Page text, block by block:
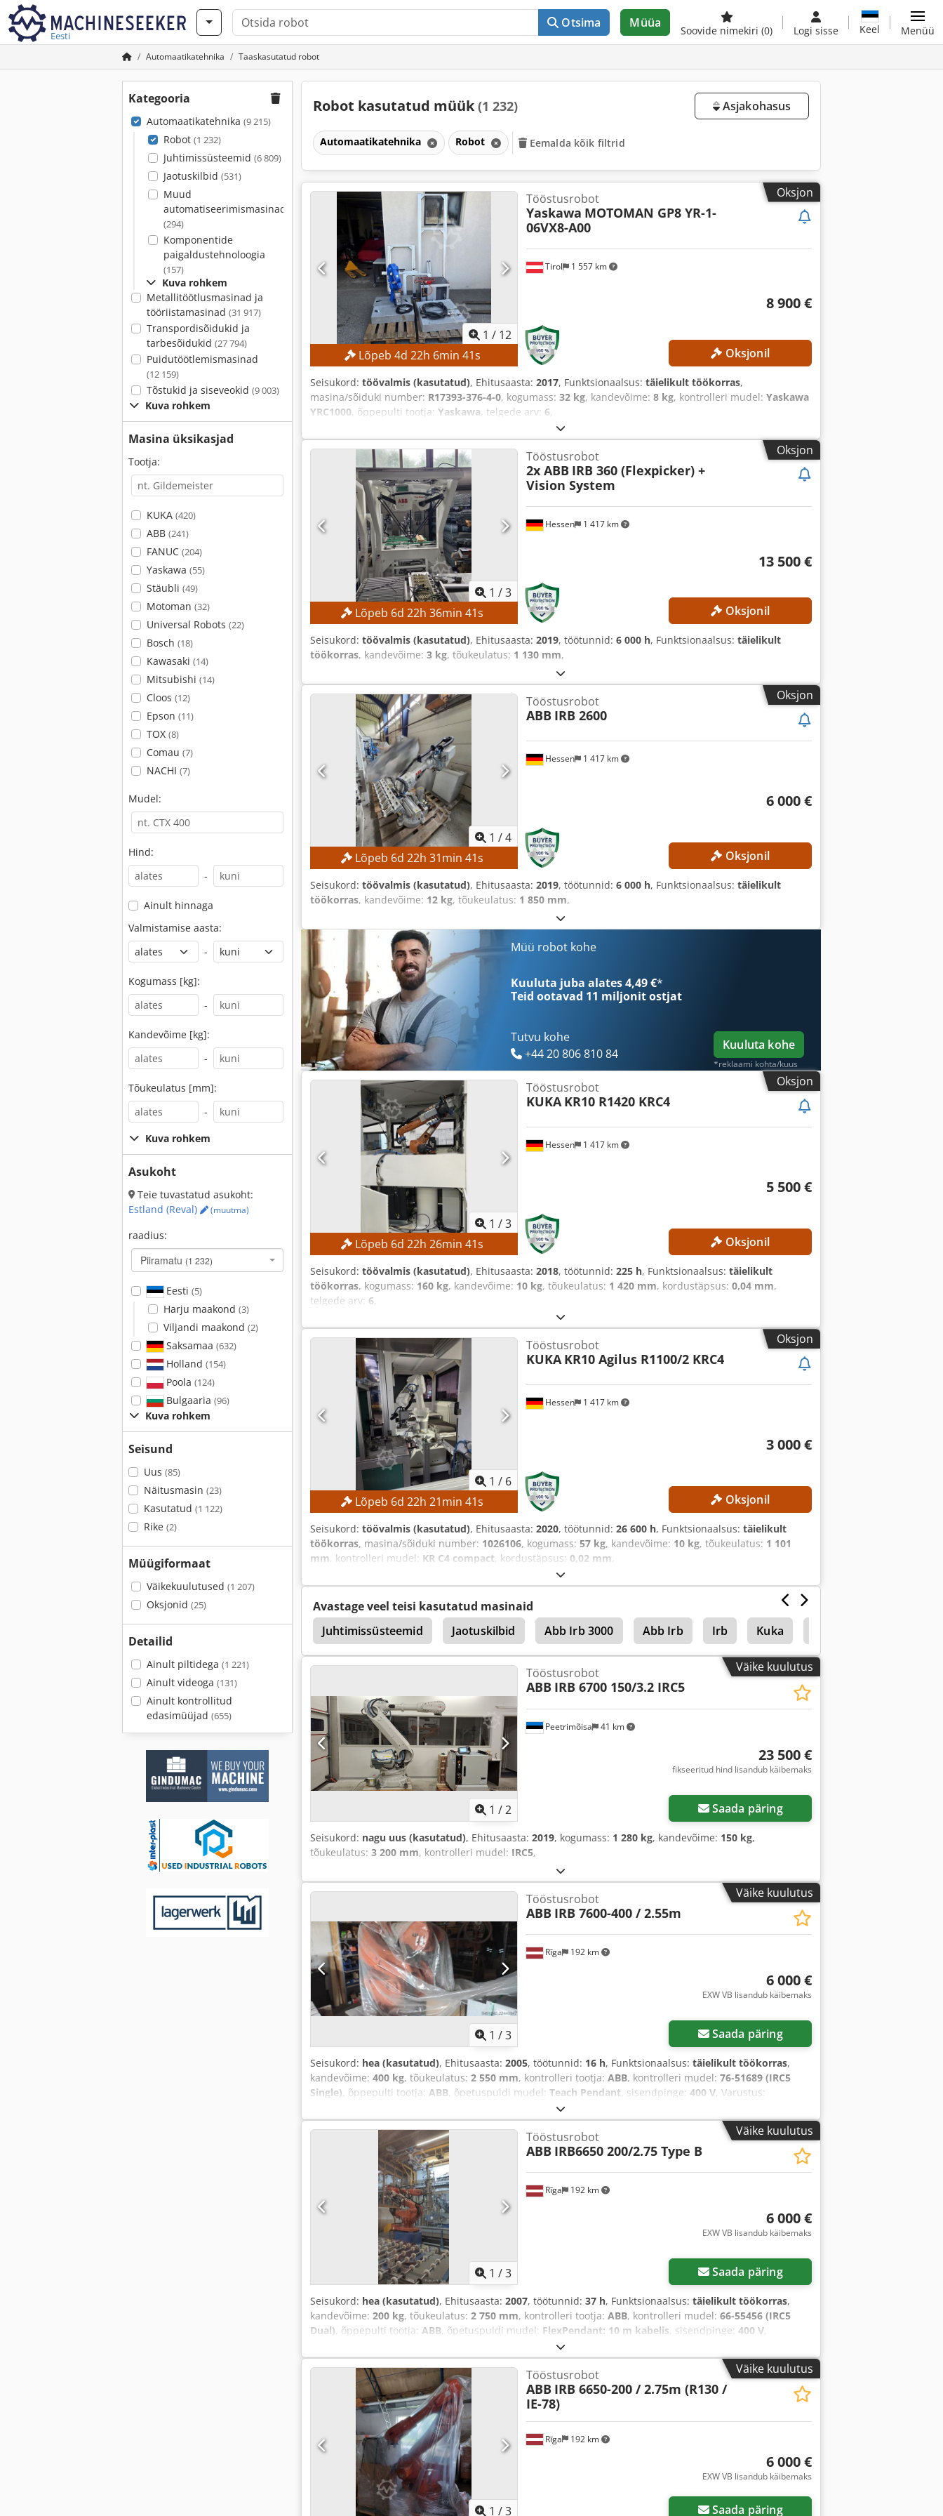
Eesti
Otsima Müüa
Soovide nimekiri (0) Logi sisse Keel Menüü
Automaatikatehnika Taaskasutatud robot
Kategooria
Automaatikatehnika (9 215)
Robot (1 232)
Juhtimissüsteemid (6 809)
Jaotuskilbid (531)
Muud
automatiseerimismasinad
(294)
Komponentide
paigaldustehnoloogia
(157)
Kuva rohkem
Metallitöötlusmasinad ja
tööriistamasinad (31 917)
Transpordisõidukid ja
tarbesõidukid (27 794)
Puidutöötlemismasinad
(12 159)
Tõstukid ja siseveokid (9 003)
Kuva rohkem
Masina üksikasjad
Tootja:
KUKA (420)
ABB (241)
FANUC (204)
Yaskawa (55)
Stäubli (49)
Motoman (32)
Universal Robots (22)
Bosch (18)
Kawasaki (14)
Mitsubishi (14)
Cloos (12)
Epson (11)
TOX (8)
Comau (7)
NACHI (7)
Mudel:
Hind:
-
Ainult hinnaga
Valmistamise aasta:
-
Kogumass [kg]:
-
Kandevõime [kg]:
-
Tõukeulatus [mm]:
-
Kuva rohkem
Asukoht
Teie tuvastatud asukoht:
Estland (Reval)
(muutma)
raadius:
Piiramatu (1 232)
Eesti (5)
Harju maakond (3)
Viljandi maakond (2)
Saksamaa (632)
Holland (154)
Poola (124)
Bulgaaria (96)
Kuva rohkem
Seisund
Uus (85)
Näitusmasin (23)
Kasutatud (1 122)
Rike (2)
Müügiformaat
Väikekuulutused (1 207)
Oksjonid (25)
Detailid
Ainult piltidega (1 221)
Ainult videoga (131)
Ainult kontrollitud
edasimüüjad (655)
Robot kasutatud müük (1 232) Asjakohasus
Automaatikatehnika Robot Eemalda kõik filtrid
Oksjon
1 / 12
Lõpeb 4d 22h 6min 39s
Tirol 1 557 km
Tööstusrobot
Yaskawa MOTOMAN GP8 YR-1-
06VX8-A00
8 900 €
Oksjonil
Seisukord: töövalmis (kasutatud), Ehitusaasta: 2017, Funktsionaalsus: täielikult töökorras,
masina/sõiduki number: R17393-376-4-0, kogumass: 32 kg, kandevõime: 8 kg, kontrolleri mudel: Yaskawa
YRC1000, õppepulti tootja: Yaskawa, telgede arv: 6,
Oksjon
1 /3
Lõpeb 6d22h36min39s
Hessen 1 417 km
Tööstusrobot
2x ABB IRB 360 (Flexpicker) +
Vision System
13 500 €
Oksjonil
Seisukord: töövalmis (kasutatud), Ehitusaasta: 2019, töötunnid: 6 000 h, Funktsionaalsus: täielikult
töökorras, kandevõime: 3 kg, tõukeulatus: 1 130 mm,
Oksjon
1 /4
Lõpeb 6d22h31min39s
Hessen 1 417 km
Tööstusrobot
ABB IRB 2600
6 000 €
Oksjonil
Seisukord: töövalmis (kasutatud), Ehitusaasta: 2019, töötunnid: 6 000 h, Funktsionaalsus: täielikult
töökorras, kandevõime: 12 kg, tõukeulatus: 1 850 mm,
Müü robot kohe
Kuuluta juba alates 4,49 €*
Teid ootavad 11 miljonit ostjat
Tutvu kohe
+44 20 806 810 84
Kuuluta kohe
*reklaami kohta/kuus
Oksjon
1 /3
Lõpeb 6d22h26min39s
Hessen 1 417 km
Tööstusrobot
KUKA KR10 R1420 KRC4
5 500 €
Oksjonil
Seisukord: töövalmis (kasutatud), Ehitusaasta: 2018, töötunnid: 225 h, Funktsionaalsus: täielikult
töökorras, kogumass: 160 kg, kandevõime: 10 kg, tõukeulatus: 1 420 mm, kordustäpsus: 0,04 mm,
telgede arv: 6,
Oksjon
1 / 6
Lõpeb 6d22h21min39s
Hessen 1 417 km
Tööstusrobot
KUKA KR10 Agilus R1100/2 KRC4
3 000 €
Oksjonil
Seisukord: töövalmis (kasutatud), Ehitusaasta: 2020, töötunnid: 26 600 h, Funktsionaalsus: täielikult
töökorras, masina/sõiduki number: 1026106, kogumass: 57 kg, kandevõime: 10 kg, tõukeulatus: 1 101
mm, kontrolleri mudel: KR C4 compact, kordustäpsus: 0,02 mm,
Avastage veel teisi kasutatud masinaid
Juhtimissüsteemid
Jaotuskilbid Abb Irb 3000 Abb Irb Irb Kuka
Väike kuulutus
Küsi lisapilte
1 /2
Peetrimõisa 41 km
Tööstusrobot
ABB IRB 6700 150/3.2 IRC5
23 500 €
fikseeritud hind lisandub käibemaks
Saada päring
Seisukord: nagu uus (kasutatud), Ehitusaasta: 2019, kogumass: 1 280 kg, kandevõime: 150 kg,
tõukeulatus: 3 200 mm, kontrolleri mudel: IRC5,
Väike kuulutus
1 /3
Rīga 192 km
Tööstusrobot
ABB IRB 7600-400 / 2.55m
6 000 €
EXW VB lisandub käibemaks
Saada päring
Seisukord: hea (kasutatud), Ehitusaasta: 2005, töötunnid: 16 h, Funktsionaalsus: täielikult töökorras,
kandevõime: 400 kg, tõukeulatus: 2 550 mm, kontrolleri tootja: ABB, kontrolleri mudel: 76-51689 (IRC5
Single), õppepulti tootja: ABB, õpetuspuldi mudel: Teach Pendant, sisendpinge: 400 V, Varustus:
Väike kuulutus
1 /3
Rīga 192 km
Tööstusrobot
ABB IRB6650 200/2.75 Type B
6 000 €
EXW VB lisandub käibemaks
Saada päring
Seisukord: hea (kasutatud), Ehitusaasta: 2007, töötunnid: 37 h, Funktsionaalsus: täielikult töökorras,
kandevõime: 200 kg, tõukeulatus: 2 750 mm, kontrolleri tootja: ABB, kontrolleri mudel: 66-55456 (IRC5
Dual), õppepulti tootja: ABB, õpetuspuldi mudel: FlexPendant: 10 m kabelis, sisendpinge: 400 V,
Väike kuulutus
1 /3
Rīga 192 km
Tööstusrobot
ABB IRB 6650-200 / 2.75m (R130 /
IE-78)
6 000 €
EXW VB lisandub käibemaks
Saada päring